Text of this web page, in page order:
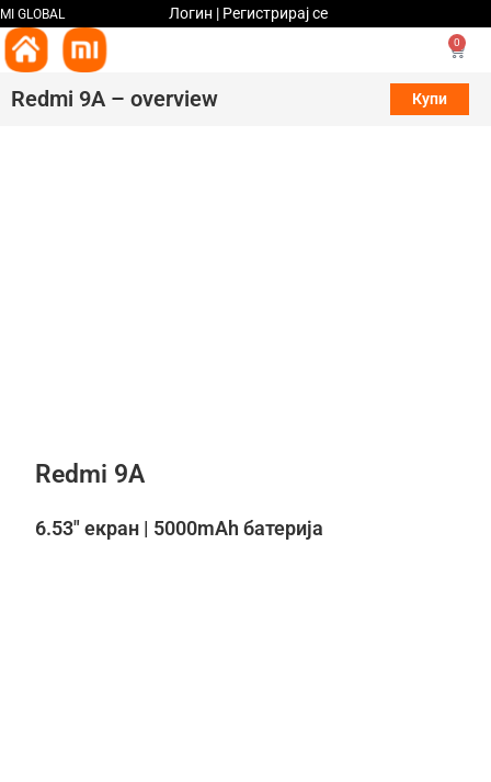
MI GLOBAL Логин | Регистрирај се
0
Redmi 9A – overview Купи
Redmi 9A
6.53″ екран | 5000mAh батерија